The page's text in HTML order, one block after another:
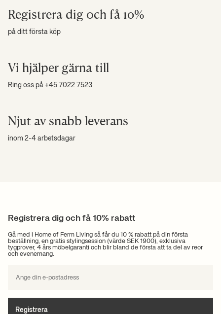
Registrera dig och få 10%
på ditt första köp
Vi hjälper gärna till
Ring oss på +45 7022 7523
Njut av snabb leverans
inom 2-4 arbetsdagar
Registrera dig och få 10% rabatt
Gå med i Home of Ferm Living så får du 10 % rabatt på din första
beställning, en gratis stylingsession (värde SEK 1900), exklusiva
tygprover, 4 års möbelgaranti och blir bland de första att ta del av reor
och evenemang.
Registrera